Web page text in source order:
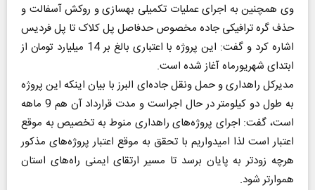
وی همچنین به اجرای عملیات تکمیلی بهسازی و روکش آسفالت و
حذف گره ترافیکی جاده مخصوص حدفاصل پل کلاک تا پل فردیس
اشاره کرد و گفت: این پروژه با اعتباری بالغ بر 14 میلیارد تومان از
ابتدای شهریورماه آغاز شده است.
مدیرکل راهداری و حمل ونقل جاده‌ای البرز با بیان اینکه این پروژه
به طول دو کیلومتر در حال اجراست و مدت قرارداد آن هم 9 ماهه
است، گفت: اجرای پروژه‌های راهداری منوط به تخصیص به موقع
اعتبار است لذا امیدواریم با تحقق به موقع اعتبار پروژه‌های مذکور
هرچه زودتر به پایان برسد تا مسیر ارتقای ایمنی راه‌های استان
هموارتر شود.